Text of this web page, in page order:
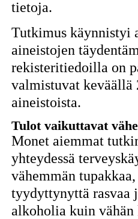
tietoja.
Tutkimus käynnistyi
aineistojen
rekisteritiedoilla on
valmistuvat keväällä
aineistoista.
Tulot vaikuttavat
Monet aiemmat
yhteydessä
vähemmän
tyydyttynyttä rasvaa
alkoholia kuin vähän